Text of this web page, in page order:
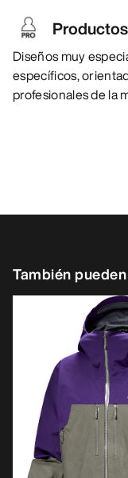
Diseños muy
específicos,
profesionales de la
También